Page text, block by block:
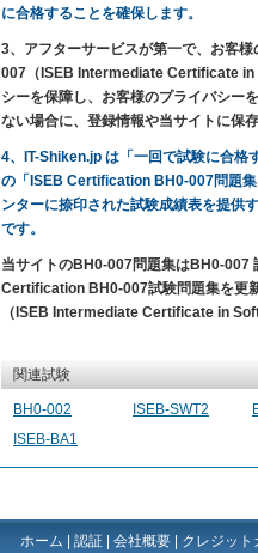
に合格することを確保します。
3、アフターサービスが第一で、お客
007（ISEB Intermediate Certificate in
シーを保障し、お客様のプライバシー
ない場合に、登録情報や当サイトに保
4、IT-Shiken.jp は「一回で試験に合格
の「ISEB Certification BH0-007問題
ンターに捺印された試験成績表を提供
です。
当サイトのBH0-007問題集はBH0-007
Certification BH0-007試験問題集を更
（ISEB Intermediate Certificate in
関連試験
BH0-002 ISEB-SWT2
ISEB-BA1
ホーム 認証 会社概要 クレジッ